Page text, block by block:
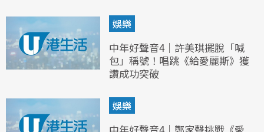
娛樂
中年好聲音4｜許美琪擺脫「喊
包」稱號！唱跳《給愛麗斯》獲
讚成功突破
娛樂